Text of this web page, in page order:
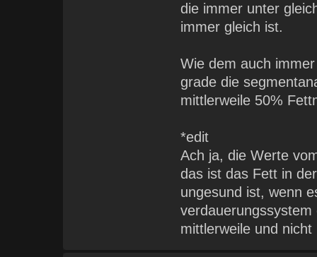
die immer unter
immer gleich ist.
Wie dem auch
grade die
mittlerweile 50%
*edit
Ach ja, die Werte
das ist das Fett in
ungesund ist, wenn
mittlerweile und